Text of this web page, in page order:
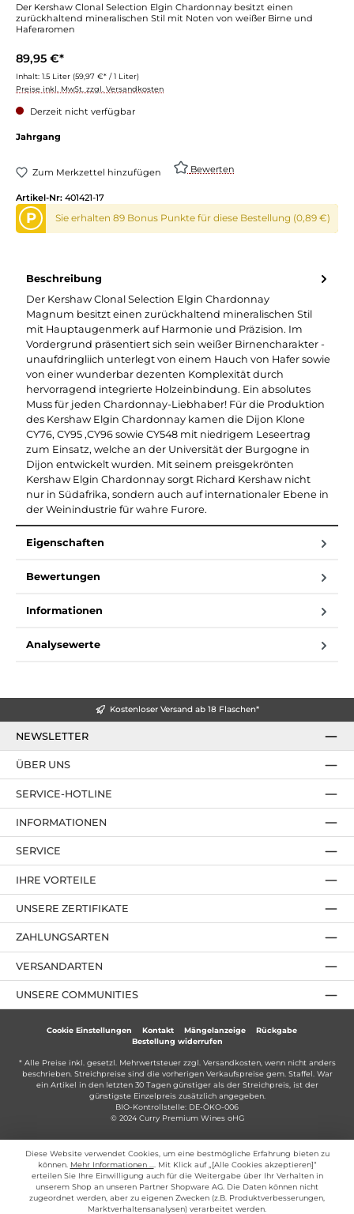
Der Kershaw Clonal Selection Elgin Chardonnay besitzt einen
zurückhaltend mineralischen Stil mit Noten von weißer Birne und
Haferaromen
89,95 €*
Inhalt: 1.5 Liter (59,97 €* / 1 Liter)
Preise inkl. MwSt. zzgl. Versandkosten
Derzeit nicht verfügbar
Jahrgang
Zum Merkzettel hinzufügen Bewerten
Artikel-Nr: 401421-17
P Sie erhalten 89 Bonus Punkte für diese Bestellung (0,89 €)
Beschreibung
Der Kershaw Clonal Selection Elgin Chardonnay
Magnum besitzt einen zurückhaltend mineralischen Stil
mit Hauptaugenmerk auf Harmonie und Präzision. Im
Vordergrund präsentiert sich sein weißer Birnencharakter -
unaufdringliich unterlegt von einem Hauch von Hafer sowie
von einer wunderbar dezenten Komplexität durch
hervorragend integrierte Holzeinbindung. Ein absolutes
Muss für jeden Chardonnay-Liebhaber! Für die Produktion
des Kershaw Elgin Chardonnay kamen die Dijon Klone
CY76, CY95 ,CY96 sowie CY548 mit niedrigem Leseertrag
zum Einsatz, welche an der Universität der Burgogne in
Dijon entwickelt wurden. Mit seinem preisgekrönten
Kershaw Elgin Chardonnay sorgt Richard Kershaw nicht
nur in Südafrika, sondern auch auf internationaler Ebene in
der Weinindustrie für wahre Furore.
Eigenschaften
Bewertungen
Informationen
Analysewerte
Kostenloser Versand ab 18 Flaschen*
NEWSLETTER
SERVICE-HOTLINE
IHRE VORTEILE
ZAHLUNGSARTEN
ÜBER UNS
UNSERE ZERTIFIKATE
INFORMATIONEN
SERVICE
UNSERE COMMUNITIES
VERSANDARTEN
Cookie Einstellungen Kontakt Mängelanzeige
Rückgabe
Bestellung widerrufen
* Alle Preise inkl. gesetzl. Mehrwertsteuer zzgl. Versandkosten, wenn nicht anders
beschrieben. Streichpreise sind die vorherigen Verkaufspreise gem. Staffel. War
ein Artikel in den letzten 30 Tagen günstiger als der Streichpreis, ist der
günstigste Einzelpreis zusätzlich angegeben.
BIO-Kontrollstelle: DE-ÖKO-006
© 2024 Curry Premium Wines oHG
Diese Website verwendet Cookies, um eine bestmögliche Erfahrung bieten zu
können. Mehr Informationen ...
. Mit Klick auf „[Alle Cookies akzeptieren]“
erteilen Sie Ihre Einwilligung auch für die Weitergabe über Ihr Verhalten in
unserem Shop an unseren Partner Shopware AG. Die Daten können nicht
zugeordnet werden, aber zu eigenen Zwecken (z.B. Produktverbesserungen,
Marktverhaltensanalysen) verarbeitet werden.